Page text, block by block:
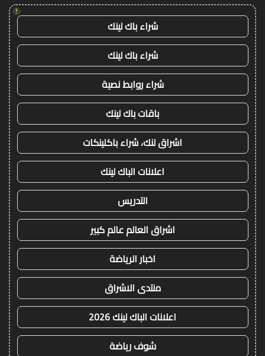
!
شراء باك لينك
شراء باك لينك
شراء روابط نصية
باقات باك لينك
اشراق لنك، شراء باكلينكات
اعلانات الباك لينك
التدريس
اشراق العالم عالم كبير
اخبار الرياضة
منتدى الاشراق
اعلانات الباك لينك 2026
شوف رياضة